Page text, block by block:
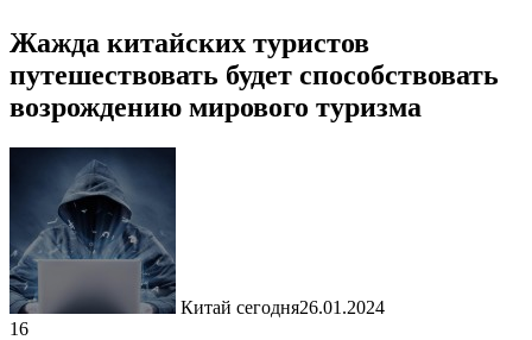
Жажда китайских туристов
путешествовать будет способствовать
возрождению мирового туризма
Китай сегодня26.01.2024
16